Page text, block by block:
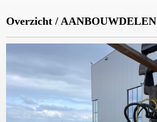
Overzicht / AANBOUWDELEN